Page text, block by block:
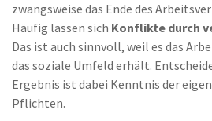
zwangsweise das Ende des
Häufig lassen sich Konflikte durch
Das ist auch sinnvoll, weil es das
das soziale Umfeld erhält.
Ergebnis ist dabei Kenntnis der
Pflichten.